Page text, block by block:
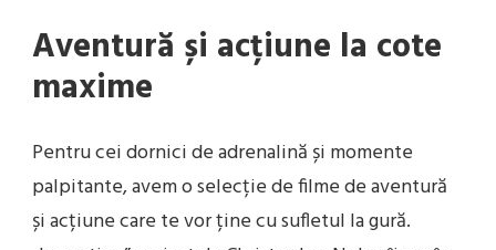
Aventură și acțiune la cote
maxime
Pentru cei dornici de adrenalină și momente
palpitante, avem o selecție de filme de aventură
și acțiune care te vor ține cu sufletul la gură.